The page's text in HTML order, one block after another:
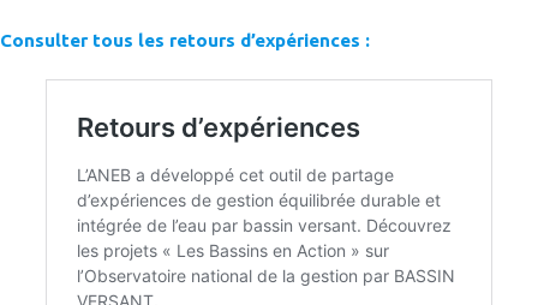
Consulter tous les retours d’expériences :